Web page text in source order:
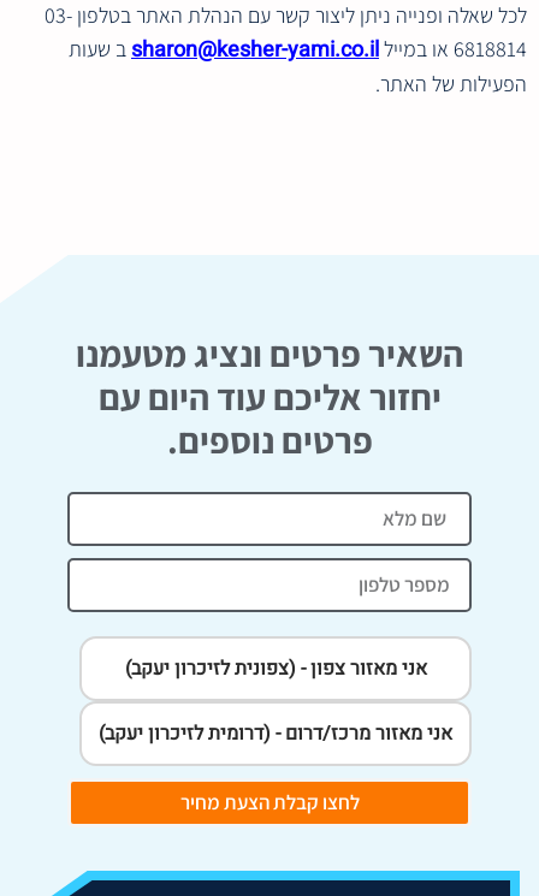
לכל שאלה ופנייה ניתן ליצור קשר עם הנהלת האתר בטלפון 03-
6818814 או במייל
sharon@kesher-yami.co.ilב שעות
הפעילות של האתר.
השאיר פרטים ונציג מטעמנו
יחזור אליכם עוד היום עם
פרטים נוספים.
אני מאזור צפון - (צפונית לזיכרון יעקב)
אני מאזור מרכז/דרום - (דרומית לזיכרון יעקב)
לחצו קבלת הצעת מחיר